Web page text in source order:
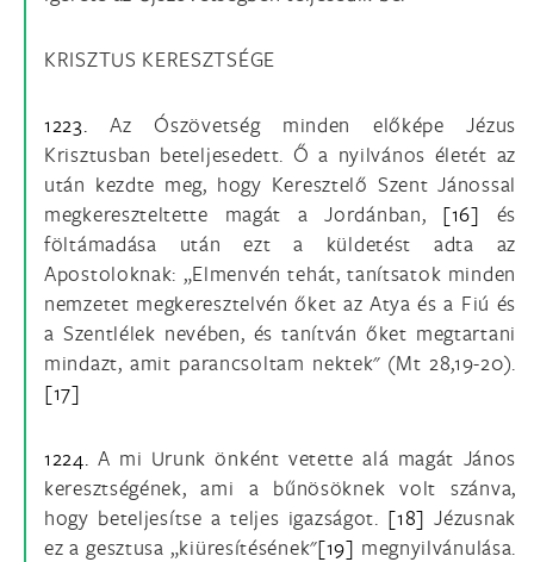
KRISZTUS KERESZTSÉGE
1223.Az Ószövetség minden előképe Jézus
Krisztusban beteljesedett. Ő a nyilvános életét az
után kezdte meg, hogy Keresztelő Szent Jánossal
megkereszteltette magát a Jordánban, [16] és
föltámadása után ezt a küldetést adta az
Apostoloknak: „Elmenvén tehát, tanítsatok minden
nemzetet megkeresztelvén őket az Atya és a Fiú és
a Szentlélek nevében, és tanítván őket megtartani
mindazt, amit parancsoltam nektek" (Mt 28,19-20).
[17]
1224. A mi Urunk önként vetette alá magát János
keresztségének, ami a bűnösöknek volt szánva,
hogy beteljesítse a teljes igazságot. [18]Jézusnak
ez a gesztusa „kiüresítésének"[19] megnyilvánulása.